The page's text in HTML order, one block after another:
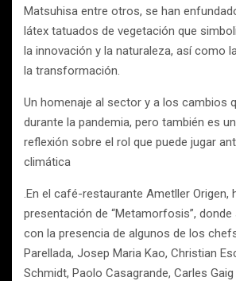
Matsuhisa entre otros, se han
látex tatuados de vegetación que
la innovación y la naturaleza, así como
la transformación.
Un homenaje al sector y a los cambios
durante la pandemia, pero también es
reflexión sobre el rol que puede jugar
climática
.En el café-restaurante Ametller Origen,
presentación de “Metamorfosis”,
con la presencia de algunos de los
Parellada, Josep Maria Kao, Christian
Schmidt, Paolo Casagrande, Carles